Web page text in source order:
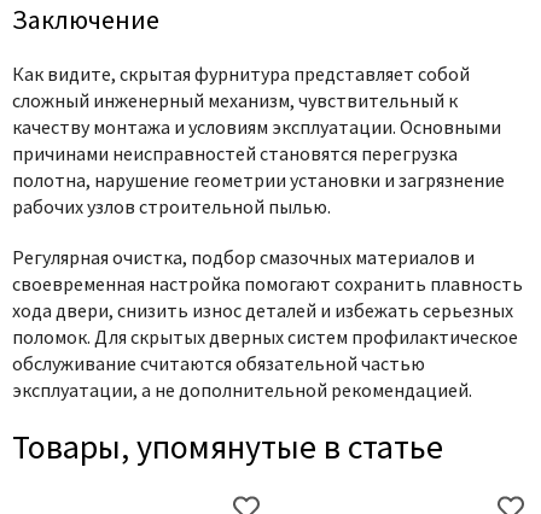
Заключение
Как видите, скрытая фурнитура представляет собой
сложный инженерный механизм, чувствительный к
качеству монтажа и условиям эксплуатации. Основными
причинами неисправностей становятся перегрузка
полотна, нарушение геометрии установки и загрязнение
рабочих узлов строительной пылью.
Регулярная очистка, подбор смазочных материалов и
своевременная настройка помогают сохранить плавность
хода двери, снизить износ деталей и избежать серьезных
поломок. Для скрытых дверных систем профилактическое
обслуживание считаются обязательной частью
эксплуатации, а не дополнительной рекомендацией.
Товары, упомянутые в статье